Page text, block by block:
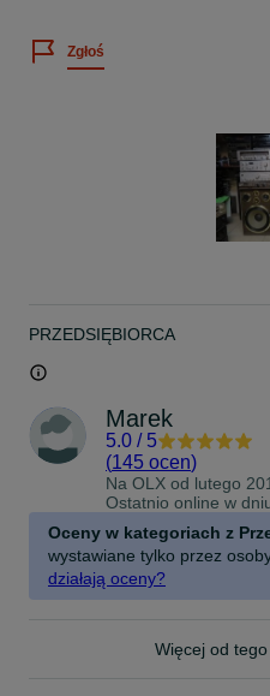
Zgłoś
PRZEDSIĘBIORCA
Marek
5.0 / 5
(145 ocen)
Na OLX od lutego
Ostatnio online w
Oceny w kategoriach z
wystawiane tylko przez
działają oceny?
Więcej od